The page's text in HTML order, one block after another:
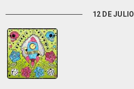
12 DE JULIO